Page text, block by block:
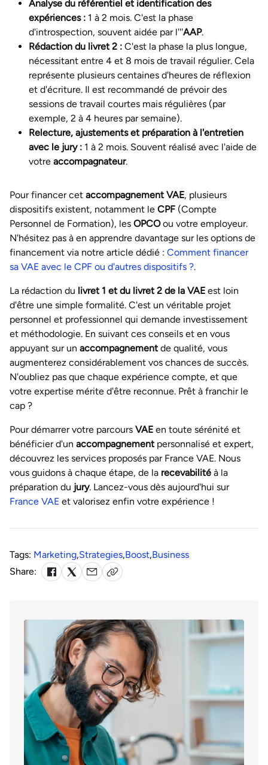
Analyse du référentiel et identification des
expériences : 1 à 2 mois. C'est la phase
d'introspection, souvent aidée par l'''AAP.
Rédaction du livret 2 : C'est la phase la plus longue,
nécessitant entre 4 et 8 mois de travail régulier. Cela
représente plusieurs centaines d'heures de réflexion
et d'écriture. Il est recommandé de prévoir des
sessions de travail courtes mais régulières (par
exemple, 2 à 4 heures par semaine).
Relecture, ajustements et préparation à l'entretien
avec le jury : 1 à 2 mois. Souvent réalisé avec l'aide de
votre accompagnateur.
Pour financer cet accompagnement VAE, plusieurs
dispositifs existent, notamment le CPF (Compte
Personnel de Formation), les OPCOou votre employeur.
N'hésitez pas à en apprendre davantage sur les options de
financement via notre article dédié : Comment financer
sa VAE avec le CPF ou d'autres dispositifs ?.
La rédaction du livret 1 et du livret 2 de la VAE est loin
d'être une simple formalité. C'est un véritable projet
personnel et professionnel qui demande investissement
et méthodologie. En suivant ces conseils et en vous
appuyant sur un accompagnementde qualité, vous
augmenterez considérablement vos chances de succès.
N'oubliez pas que chaque expérience compte, et que
votre expertise mérite d'être reconnue. Prêt à franchir le
cap ?
Pour démarrer votre parcours VAE en toute sérénité et
bénéficier d'un accompagnementpersonnalisé et expert,
découvrez les services proposés par France VAE. Nous
vous guidons à chaque étape, de la recevabilité à la
préparation du jury. Lancez-vous dès aujourd'hui sur
France VAE et valorisez enfin votre expérience !
Tags: Marketing,Strategies,Boost,Business
Share: